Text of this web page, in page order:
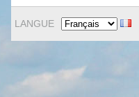
LANGUE